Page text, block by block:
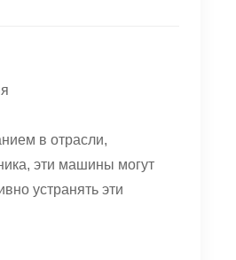
в отрасли,
эти машины могут
устранять эти